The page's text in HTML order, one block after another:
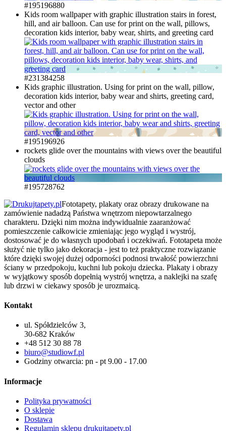
#195196880
Kids room wallpaper with graphic illustration stairs in forest,
hill, and air balloon. Can use for print on the wall, pillows,
decoration kids interior, baby wear, shirts, and greeting card
#231384258
Kids graphic illustration. Using for print on the wall, pillow,
decoration kids interior, baby wear and shirts, greeting card,
vector and other
#195196926
rockets glide over the mountains with views over the beautiful
clouds
#195728762
Fototapety, plakaty oraz obrazy drukowane na
zamówienie nadadzą Państwa wnętrzom niepowtarzalnego
charakteru. Dzięki nim można indywidualnie zaaranżować
pomieszczenie całkowicie zmieniając jego wygląd i wystrój,
dostosować je do własnych upodobań i oczekiwań. Fototapeta może
służyć nie tylko jako dekoracja - jest to też praktyczne rozwiązanie
które dzięki swojej dużej odporności podnosi trwałość powierzchni
ściany w przedpokoju, kuchni lub pokoju dziecka. Plakaty i obrazy
w wyjątkowy sposób dopełnią wystrój wnętrza, a naklejki na szafę
lub drzwi w ciekawy sposób je urozmaicą.
Kontakt
ul. Spółdzielców 3,
30-682 Kraków
+48 512 30 88 78
biuro@studiowf.pl
Godziny otwarcia: pn - pt 9.00 - 17.00
Informacje
Polityka prywatności
O sklepie
Dostawa
Regulamin sklepu drukujtapety.pl